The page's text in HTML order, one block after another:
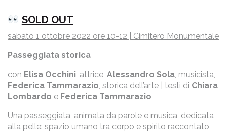
SOLD OUT
sabato 1 ottobre 2022 ore 10-12 | Cimitero Monumentale
Passeggiata storica
con Elisa Occhini , attrice, Alessandro Sola , musicista,
Federica Tammarazio , storica dell’arte | testi di Chiara
Lombardo e Federica Tammarazio
Una passeggiata, animata da parole e musica, dedicata
alla pelle: spazio umano tra corpo e spirito raccontato